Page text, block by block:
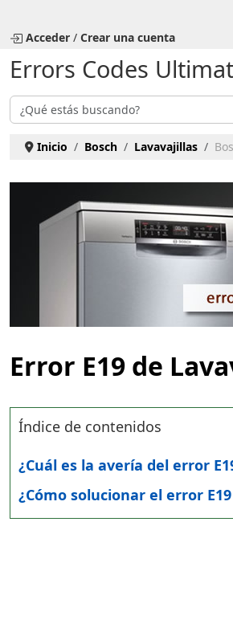
Acceder / Crear una cuenta
Errors Codes
Buscar
Inicio Bosch Lavavajillas
Error E19 de
Índice de contenidos
¿Cuál es la avería del error
¿Cómo solucionar el error